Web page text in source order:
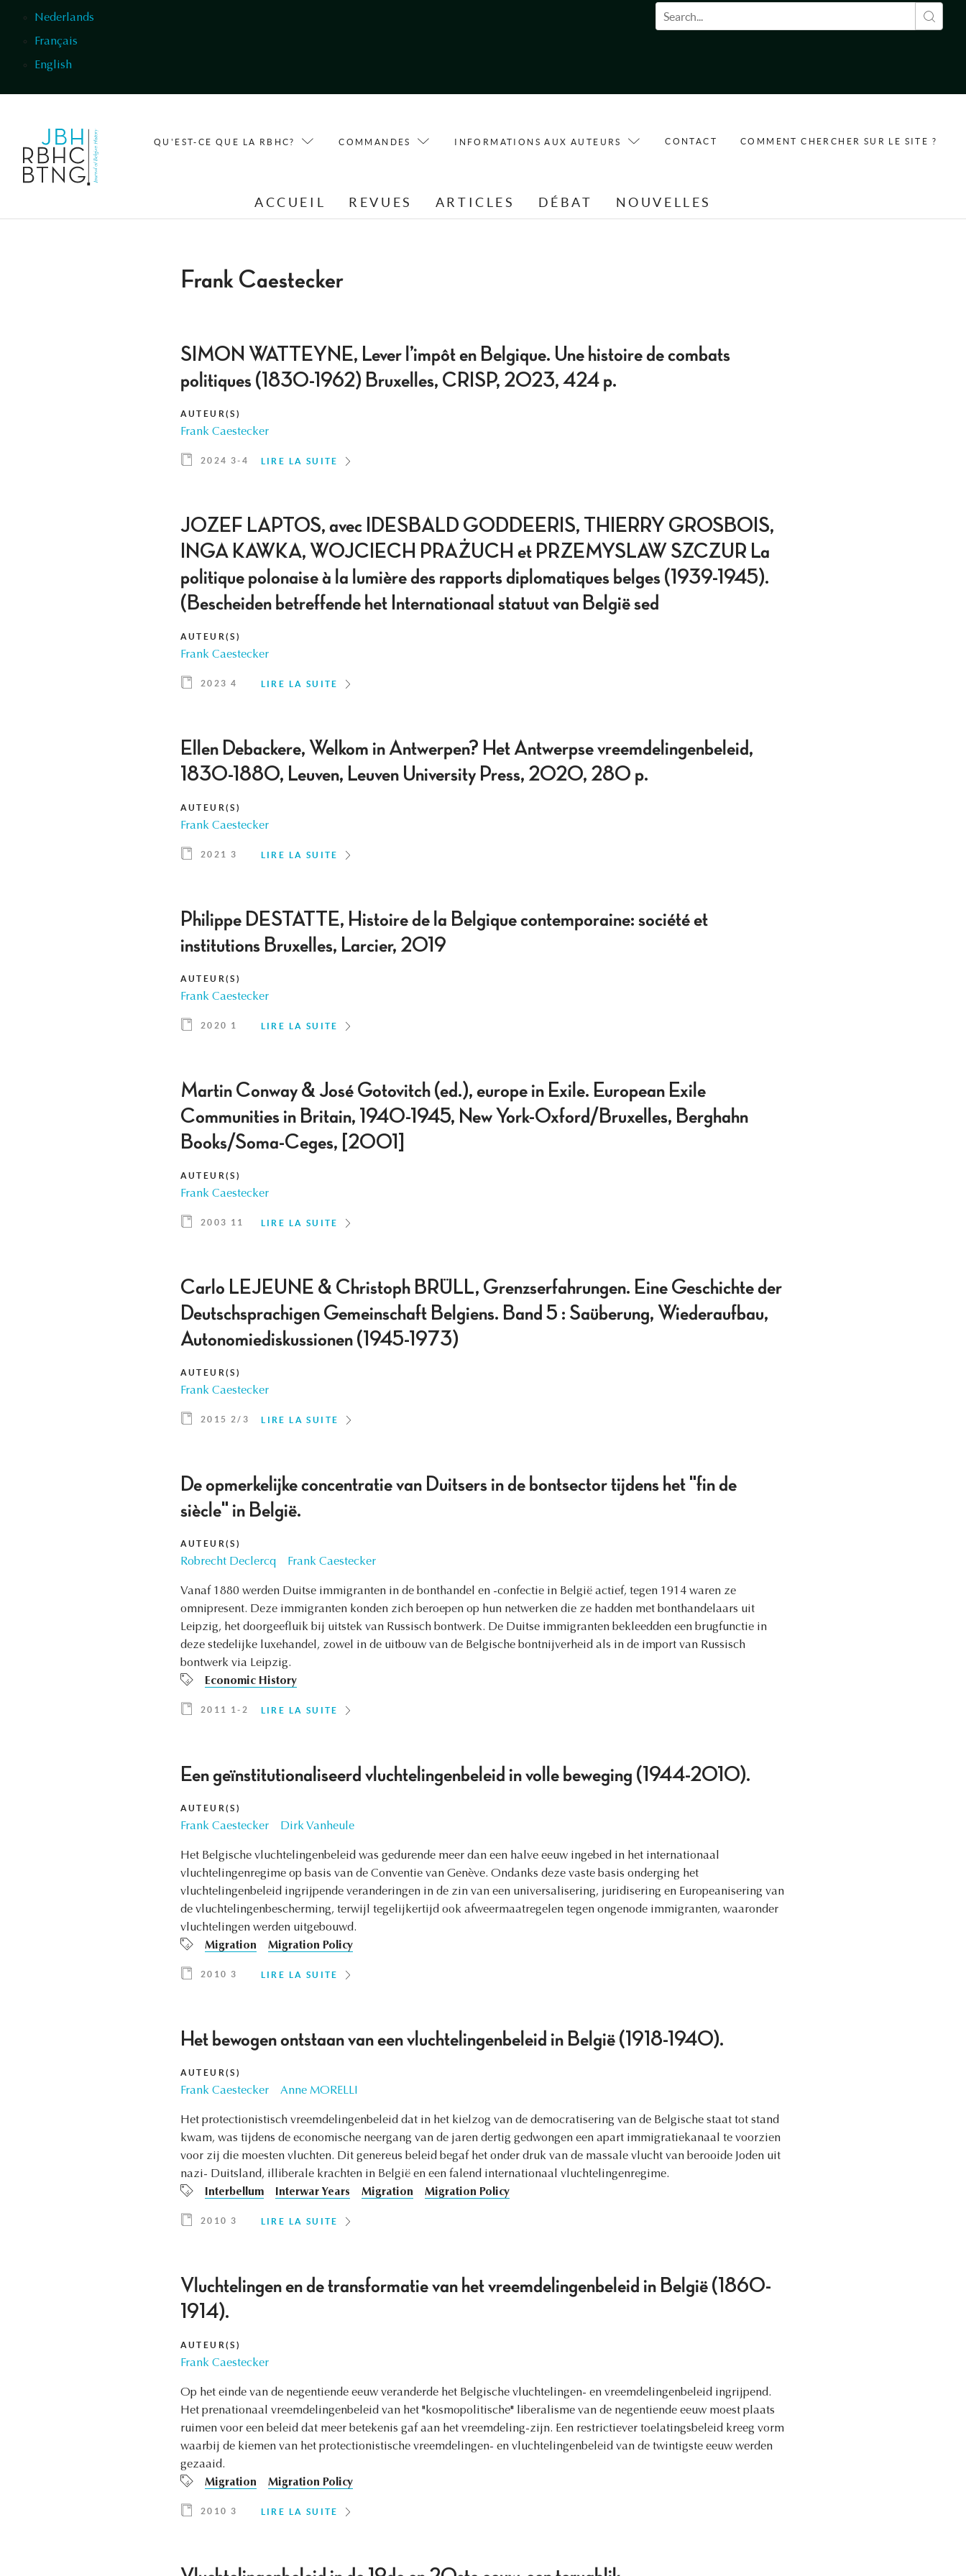
Nederlands
Français
English
Formulaire de recherche
QU'EST-CE QUE LA RBHC? COMMANDES INFORMATIONS AUX AUTEURS CONTACT COMMENT CHERCHER SUR LE SITE ?
ACCUEIL REVUES ARTICLES DÉBAT NOUVELLES
Frank Caestecker
SIMON WATTEYNE, Lever l’impôt en Belgique. Une histoire de combats
politiques (1830-1962) Bruxelles, CRISP, 2023, 424 p.
AUTEUR(S)
Frank Caestecker
2024 3-4 LIRE LA SUITE
JOZEF LAPTOS, avec IDESBALD GODDEERIS, THIERRY GROSBOIS,
INGA KAWKA, WOJCIECH PRAŻUCH et PRZEMYSLAW SZCZUR La
politique polonaise à la lumière des rapports diplomatiques belges (1939-1945).
(Bescheiden betreffende het Internationaal statuut van België sed
AUTEUR(S)
Frank Caestecker
2023 4 LIRE LA SUITE
Ellen Debackere, Welkom in Antwerpen? Het Antwerpse vreemdelingenbeleid,
1830-1880, Leuven, Leuven University Press, 2020, 280 p.
AUTEUR(S)
Frank Caestecker
2021 3 LIRE LA SUITE
Philippe DESTATTE, Histoire de la Belgique contemporaine: société et
institutions Bruxelles, Larcier, 2019
AUTEUR(S)
Frank Caestecker
2020 1 LIRE LA SUITE
Martin Conway & José Gotovitch (ed.), europe in Exile. European Exile
Communities in Britain, 1940-1945, New York-Oxford/Bruxelles, Berghahn
Books/Soma-Ceges, [2001]
AUTEUR(S)
Frank Caestecker
2003 11 LIRE LA SUITE
Carlo LEJEUNE & Christoph BRÜLL, Grenzserfahrungen. Eine Geschichte der
Deutschsprachigen Gemeinschaft Belgiens. Band 5 : Saüberung, Wiederaufbau,
Autonomiediskussionen (1945-1973)
AUTEUR(S)
Frank Caestecker
2015 2/3 LIRE LA SUITE
De opmerkelijke concentratie van Duitsers in de bontsector tijdens het "fin de
siècle" in België.
AUTEUR(S)
Robrecht Declercq Frank Caestecker
Vanaf 1880 werden Duitse immigranten in de bonthandel en -confectie in België actief, tegen 1914 waren ze
omnipresent. Deze immigranten konden zich beroepen op hun netwerken die ze hadden met bonthandelaars uit
Leipzig, het doorgeefluik bij uitstek van Russisch bontwerk. De Duitse immigranten bekleedden een brugfunctie in
deze stedelijke luxehandel, zowel in de uitbouw van de Belgische bontnijverheid als in de import van Russisch
bontwerk via Leipzig.
Economic History
2011 1-2 LIRE LA SUITE
Een geïnstitutionaliseerd vluchtelingenbeleid in volle beweging (1944-2010).
AUTEUR(S)
Frank Caestecker Dirk Vanheule
Het Belgische vluchtelingenbeleid was gedurende meer dan een halve eeuw ingebed in het internationaal
vluchtelingenregime op basis van de Conventie van Genève. Ondanks deze vaste basis onderging het
vluchtelingenbeleid ingrijpende veranderingen in de zin van een universalisering, juridisering en Europeanisering van
de vluchtelingenbescherming, terwijl tegelijkertijd ook afweermaatregelen tegen ongenode immigranten, waaronder
vluchtelingen werden uitgebouwd.
Migration
Migration Policy
2010 3 LIRE LA SUITE
Het bewogen ontstaan van een vluchtelingenbeleid in België (1918-1940).
AUTEUR(S)
Frank Caestecker Anne MORELLI
Het protectionistisch vreemdelingenbeleid dat in het kielzog van de democratisering van de Belgische staat tot stand
kwam, was tijdens de economische neergang van de jaren dertig gedwongen een apart immigratiekanaal te voorzien
voor zij die moesten vluchten. Dit genereus beleid begaf het onder druk van de massale vlucht van berooide Joden uit
nazi- Duitsland, illiberale krachten in België en een falend internationaal vluchtelingenregime.
Interbellum
Interwar Years Migration Migration Policy
2010 3 LIRE LA SUITE
Vluchtelingen en de transformatie van het vreemdelingenbeleid in België (1860-
1914).
AUTEUR(S)
Frank Caestecker
Op het einde van de negentiende eeuw veranderde het Belgische vluchtelingen- en vreemdelingenbeleid ingrijpend.
Het prenationaal vreemdelingenbeleid van het "kosmopolitische" liberalisme van de negentiende eeuw moest plaats
ruimen voor een beleid dat meer betekenis gaf aan het vreemdeling-zijn. Een restrictiever toelatingsbeleid kreeg vorm
waarbij de kiemen van het protectionistische vreemdelingen- en vluchtelingenbeleid van de twintigste eeuw werden
gezaaid.
Migration
Migration Policy
2010 3 LIRE LA SUITE